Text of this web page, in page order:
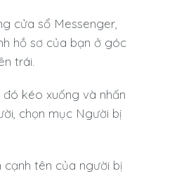
cửa sổ Messenger,
hồ sơ của bạn ở góc
trái.
đó kéo xuống và nhấn
chọn mục Người bị
cạnh tên của người bị